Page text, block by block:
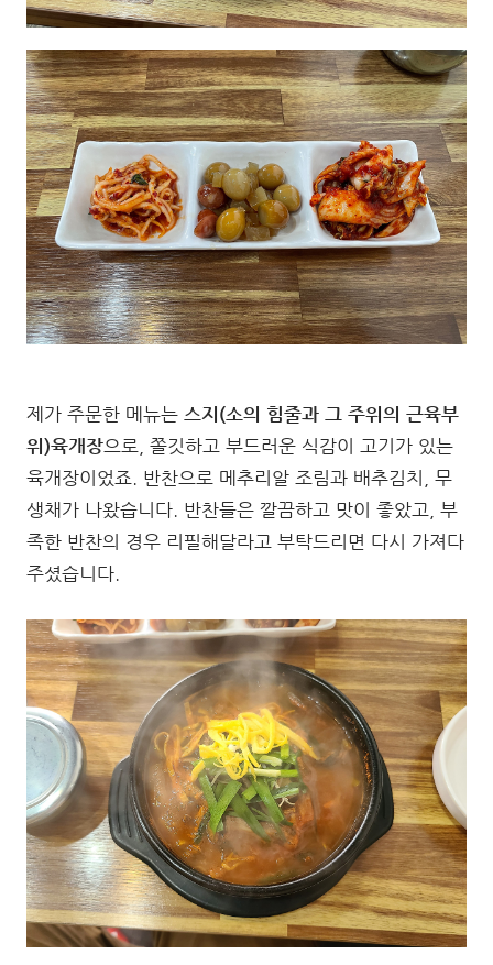
제가 주문한 메뉴는 스지(소의 힘줄과 그 주위의 근육부
위)육개장으로, 쫄깃하고 부드러운 식감이 고기가 있는
육개장이었죠. 반찬으로 메추리알 조림과 배추김치, 무
생채가 나왔습니다. 반찬들은 깔끔하고 맛이 좋았고, 부
족한 반찬의 경우 리필해달라고 부탁드리면 다시 가져다
주셨습니다.